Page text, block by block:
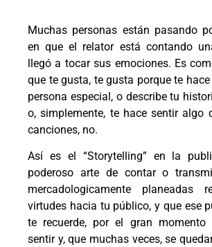
Muchas personas están pasando
en que el relator está contando
llegó a tocar sus emociones. Es
que te gusta, te gusta porque te
persona especial, o describe tu
o, simplemente, te hace sentir algo
canciones, no.
Así es el “Storytelling” en la
poderoso arte de contar o
mercadologicamente planeadas
virtudes hacia tu público, y que ese
te recuerde, por el gran
sentir y, que muchas veces, se